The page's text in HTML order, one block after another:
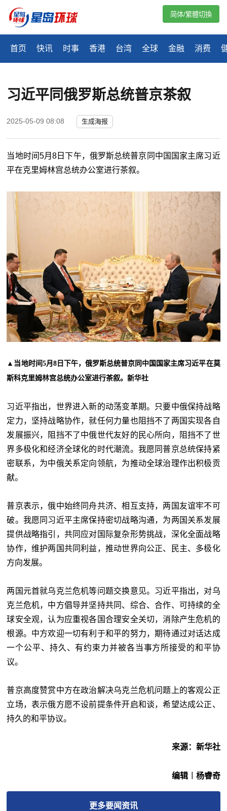
首页 快讯 时事 香港 台湾 全球 金融 消费
简体/繁體切換
习近平同俄罗斯总统普京茶叙
2025-05-09 08:08 生成海报
当地时间5月8日下午，俄罗斯总统普京同中国国家主席习近
平在克里姆林宫总统办公室进行茶叙。
▲ 当地时间5月8日下午，俄罗斯总统普京同中国国家主席习近平在莫
斯科克里姆林宫总统办公室进行茶叙。新华社
习近平指出，世界进入新的动荡变革期。只要中俄保持战略
定力，坚持战略协作，就任何力量也阻挡不了两国实现各自
发展振兴，阻挡不了中俄世代友好的民心所向，阻挡不了世
界多极化和经济全球化的时代潮流。我愿同普京总统保持紧
密联系，为中俄关系定向领航，为推动全球治理作出积极贡
献。
普京表示，俄中始终同舟共济、相互支持，两国友谊牢不可
破。我愿同习近平主席保持密切战略沟通，为两国关系发展
提供战略指引，共同应对国际复杂形势挑战，深化全面战略
协作，维护两国共同利益，推动世界向公正、民主、多极化
方向发展。
两国元首就乌克兰危机等问题交换意见。习近平指出，对乌
克兰危机，中方倡导并坚持共同、综合、合作、可持续的全
球安全观，认为应重视各国合理安全关切，消除产生危机的
根源。中方欢迎一切有利于和平的努力，期待通过对话达成
一个公平、持久、有约束力并被各当事方所接受的和平协
议。
普京高度赞赏中方在政治解决乌克兰危机问题上的客观公正
立场，表示俄方愿不设前提条件开启和谈，希望达成公正、
持久的和平协议。
来源：新华社
编辑︱杨睿奇
更多要闻资讯